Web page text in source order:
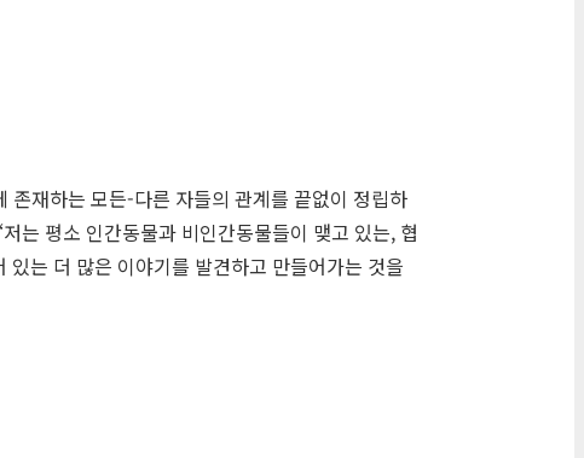
존재하는 모든-다른 자들의 관계를 끝없이 정립하
는 평소 인간동물과 비인간동물들이 맺고 있는, 협
는 더 많은 이야기를 발견하고 만들어가는 것을